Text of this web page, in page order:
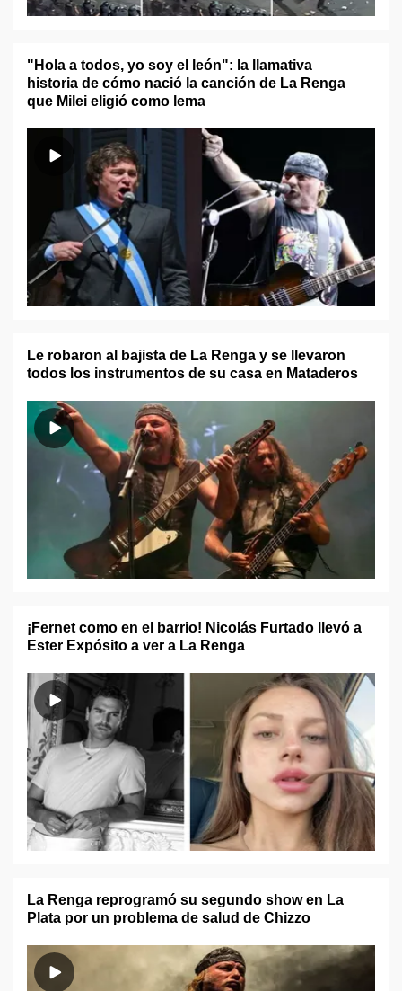
"Hola a todos, yo soy el león": la llamativa
historia de cómo nació la canción de La Renga
que Milei eligió como lema
Le robaron al bajista de La Renga y se llevaron
todos los instrumentos de su casa en Mataderos
¡Fernet como en el barrio! Nicolás Furtado llevó a
Ester Expósito a ver a La Renga
La Renga reprogramó su segundo show en La
Plata por un problema de salud de Chizzo